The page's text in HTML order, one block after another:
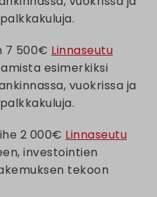
7 500€ Linnaseutu
esimerkiksi
vuokrissa ja
2 000€ Linnaseutu
investointien
tekoon